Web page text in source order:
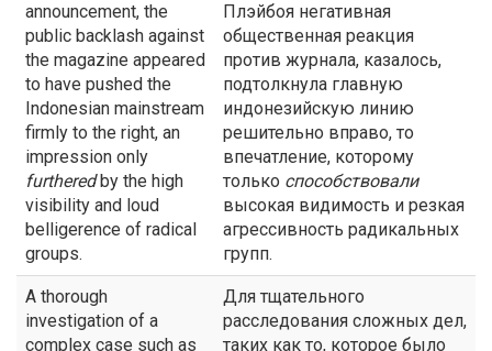
announcement, the
public backlash against
the magazine appeared
to have pushed the
Indonesian mainstream
firmly to the right, an
impression only
furtheredby the high
visibility and loud
belligerence of radical
groups.
Плэйбоя негативная
общественная реакция
против журнала, казалось,
подтолкнула главную
индонезийскую линию
решительно вправо, то
впечатление, которому
только способствовали
высокая видимость и резкая
агрессивность радикальных
групп.
A thorough
investigation of a
complex case such as
Для тщательного
расследования сложных дел,
таких как то, которое было